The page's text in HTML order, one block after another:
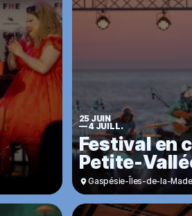
25 JUIN
—4 JUILL.
Festival en
Petite-
Gaspésie-Îles-de-la-